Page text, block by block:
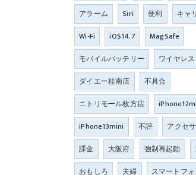
アラーム
Siri 便利
キャ
Wi-Fi
iOS14.7
MagSafe
モバイルバッテリー
ワイヤレス
ダイエー桂南店
不具合
ニトリモール枚方店
iPhone13mini
不評 アクセ
課金
大阪府 強制再起動
おもしろ
夫婦
スマートフ